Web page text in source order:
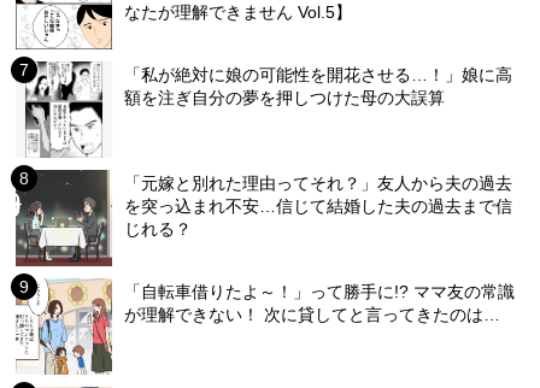
なたが理解できません Vol.5】
「私が絶対に娘の可能性を開花させる…！」娘に高
額を注ぎ自分の夢を押しつけた母の大誤算
「元嫁と別れた理由ってそれ？」友人から夫の過去
を突っ込まれ不安…信じて結婚した夫の過去まで信
じれる？
「自転車借りたよ～！」って勝手に!? ママ友の常識
が理解できない！ 次に貸してと言ってきたのは…